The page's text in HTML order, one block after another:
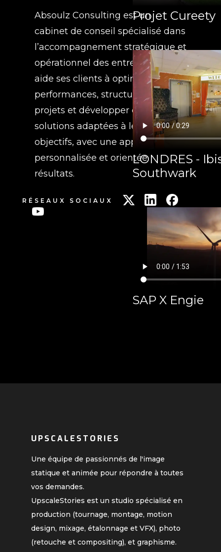
Absoulz Consulting est un
cabinet de conseil spécialisé dans
l’accompagnement stratégique et
opérationnel des entreprises. Il
aide ses clients à optimiser leurs
performances, structurer leurs
projets et développer des
solutions adaptées à leurs
objectifs, avec une approche
personnalisée et orientée
résultats.
RÉSEAUX SOCIAUX
Projet Cureety
LONDRES -
Southwark
SAP X Engie
UPSCALESTORIES
Une équipe de passionnés de l'image
statique et animée pour répondre à toutes
vos demandes.
UpscaleStories est un studio spécialisé en
production (tournage, montage, motion
design, mixage, étalonnage et VFX), photo
(retouche et compositing), et graphisme.